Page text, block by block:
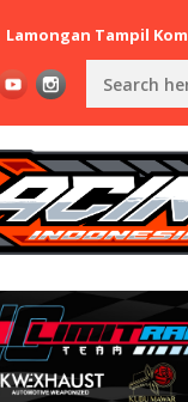
Tampil